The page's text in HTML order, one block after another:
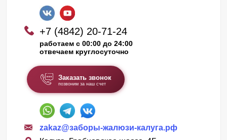
+7 (4842) 20-71-24
работаем с 00:00 до 24:00
отвечаем круглосуточно
Заказать звонок
позвоним за наш счет
zakaz@заборы-жалюзи-калуга.рф